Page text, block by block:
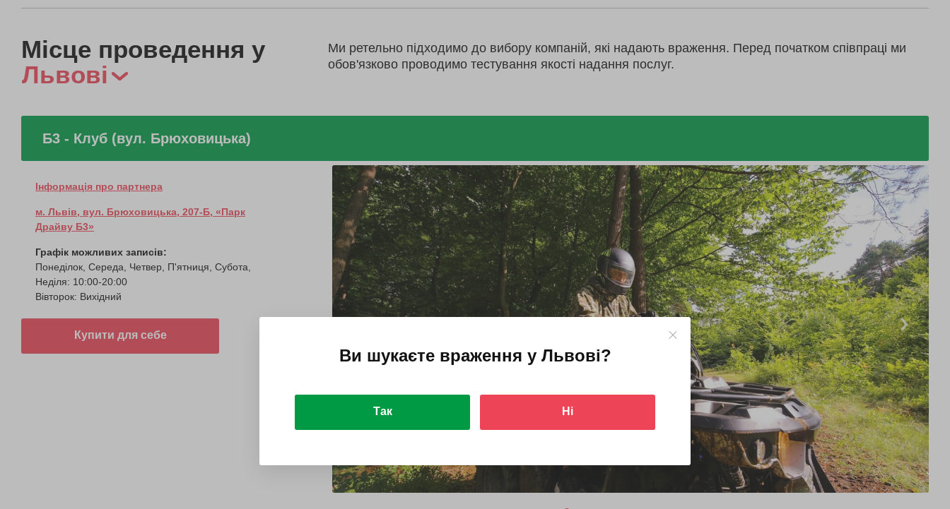
Місце проведення у
Львові
Ми ретельно підходимо до вибору компаній, які надають враження. Перед початком співпраці ми
обов'язково проводимо тестування якості надання послуг.
Б3 - Клуб (вул. Брюховицька)
Інформація про партнера
м. Львів, вул. Брюховицька, 207-Б, «Парк
Драйву Б3»
Графік можливих записів:
Понеділок, Середа, Четвер, П'ятниця, Субота,
Неділя: 10:00-20:00
Вівторок: Вихідний
Купити для себе
Ви шукаєте враження у Львові?
Так Ні